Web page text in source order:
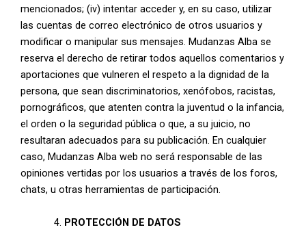
mencionados; (iv) intentar acceder y, en su caso, utilizar
las cuentas de correo electrónico de otros usuarios y
modificar o manipular sus mensajes. Mudanzas Alba se
reserva el derecho de retirar todos aquellos comentarios y
aportaciones que vulneren el respeto a la dignidad de la
persona, que sean discriminatorios, xenófobos, racistas,
pornográficos, que atenten contra la juventud o la infancia,
el orden o la seguridad pública o que, a su juicio, no
resultaran adecuados para su publicación. En cualquier
caso, Mudanzas Alba web no será responsable de las
opiniones vertidas por los usuarios a través de los foros,
chats, u otras herramientas de participación.
PROTECCIÓN DE DATOS